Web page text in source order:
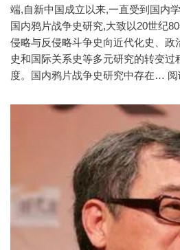
端,自新中国成立以来,一直受到国内
国内鸦片战争史研究,大致以20世纪
侵略与反侵略斗争史向近代化史、政
史和国际关系史等多元研究的转变过
度。国内鸦片战争史研究中存在…